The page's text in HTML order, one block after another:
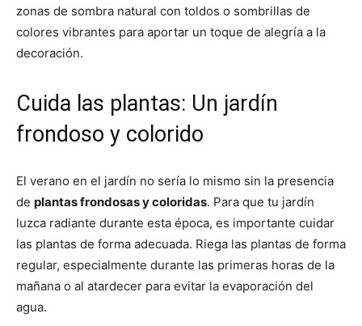
zonas de sombra natural con toldos o sombrillas de
colores vibrantes para aportar un toque de alegría a la
decoración.
Cuida las plantas: Un jardín
frondoso y colorido
El verano en el jardín no sería lo mismo sin la presencia
de plantas frondosas y coloridas. Para que tu jardín
luzca radiante durante esta época, es importante cuidar
las plantas de forma adecuada. Riega las plantas de forma
regular, especialmente durante las primeras horas de la
mañana o al atardecer para evitar la evaporación del
agua.